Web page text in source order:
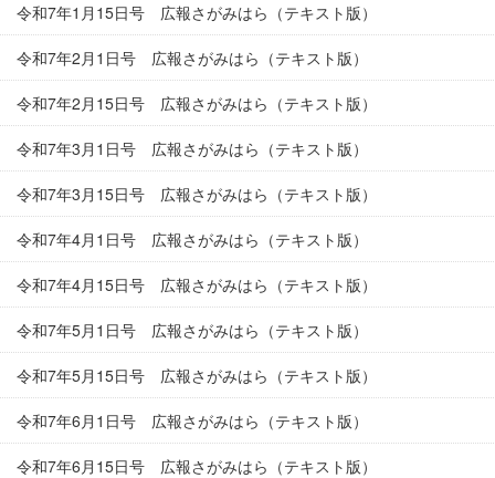
令和7年1月15日号 広報さがみはら（テキスト版）
令和7年2月1日号 広報さがみはら（テキスト版）
令和7年2月15日号 広報さがみはら（テキスト版）
令和7年3月1日号 広報さがみはら（テキスト版）
令和7年3月15日号 広報さがみはら（テキスト版）
令和7年4月1日号 広報さがみはら（テキスト版）
令和7年4月15日号 広報さがみはら（テキスト版）
令和7年5月1日号 広報さがみはら（テキスト版）
令和7年5月15日号 広報さがみはら（テキスト版）
令和7年6月1日号 広報さがみはら（テキスト版）
令和7年6月15日号 広報さがみはら（テキスト版）